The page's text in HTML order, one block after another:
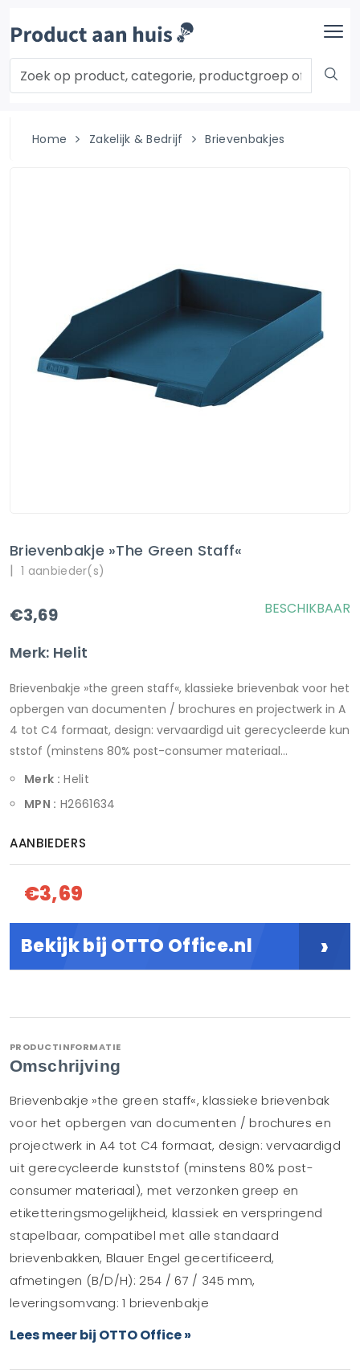
Home Zakelijk & Bedrijf Brievenbakjes
Brievenbakje »the Green Staff«
| 1 aanbieder(s)
€3,69
Merk: Helit
BESCHIKBAAR
Brievenbakje »the green staff«, klassieke brievenbak voor het
opbergen van documenten / brochures en projectwerk in A
4 tot C4 formaat, design: vervaardigd uit gerecycleerde kun
ststof (minstens 80% post-consumer materiaal...
Merk : Helit
MPN : H2661634
AANBIEDERS
€3,69
Bekijk bij OTTO Office.nl ›
PRODUCTINFORMATIE
Omschrijving
Brievenbakje »the green staff«, klassieke brievenbak
voor het opbergen van documenten / brochures en
projectwerk in A4 tot C4 formaat, design: vervaardigd
uit gerecycleerde kunststof (minstens 80% post-
consumer materiaal), met verzonken greep en
etiketteringsmogelijkheid, klassiek en verspringend
stapelbaar, compatibel met alle standaard
brievenbakken, Blauer Engel gecertificeerd,
afmetingen (B/D/H): 254 / 67 / 345 mm,
leveringsomvang: 1 brievenbakje
Lees meer bij OTTO Office »